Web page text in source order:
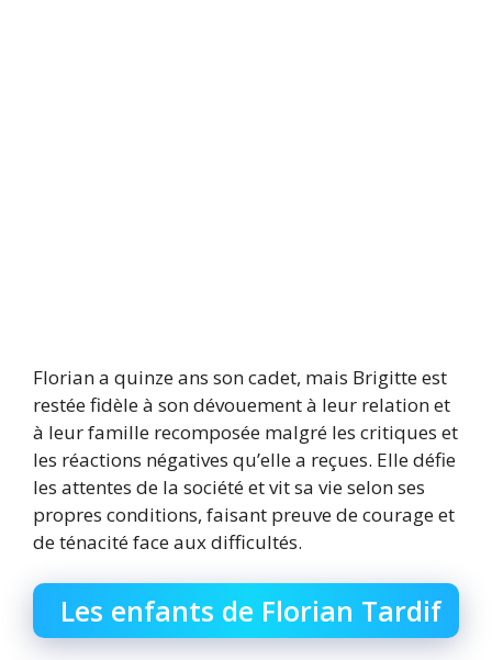
Florian a quinze ans son cadet, mais Brigitte est
restée fidèle à son dévouement à leur relation et
à leur famille recomposée malgré les critiques et
les réactions négatives qu’elle a reçues. Elle défie
les attentes de la société et vit sa vie selon ses
propres conditions, faisant preuve de courage et
de ténacité face aux difficultés.
Les enfants de Florian Tardif